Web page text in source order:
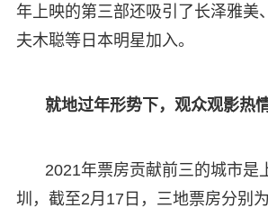
年上映的第三部还吸引了长泽雅美
夫木聪等日本明星加入。
就地过年形势下，观众观影热
2021年票房贡献前三的城市是
圳，截至2月17日，三地票房分别